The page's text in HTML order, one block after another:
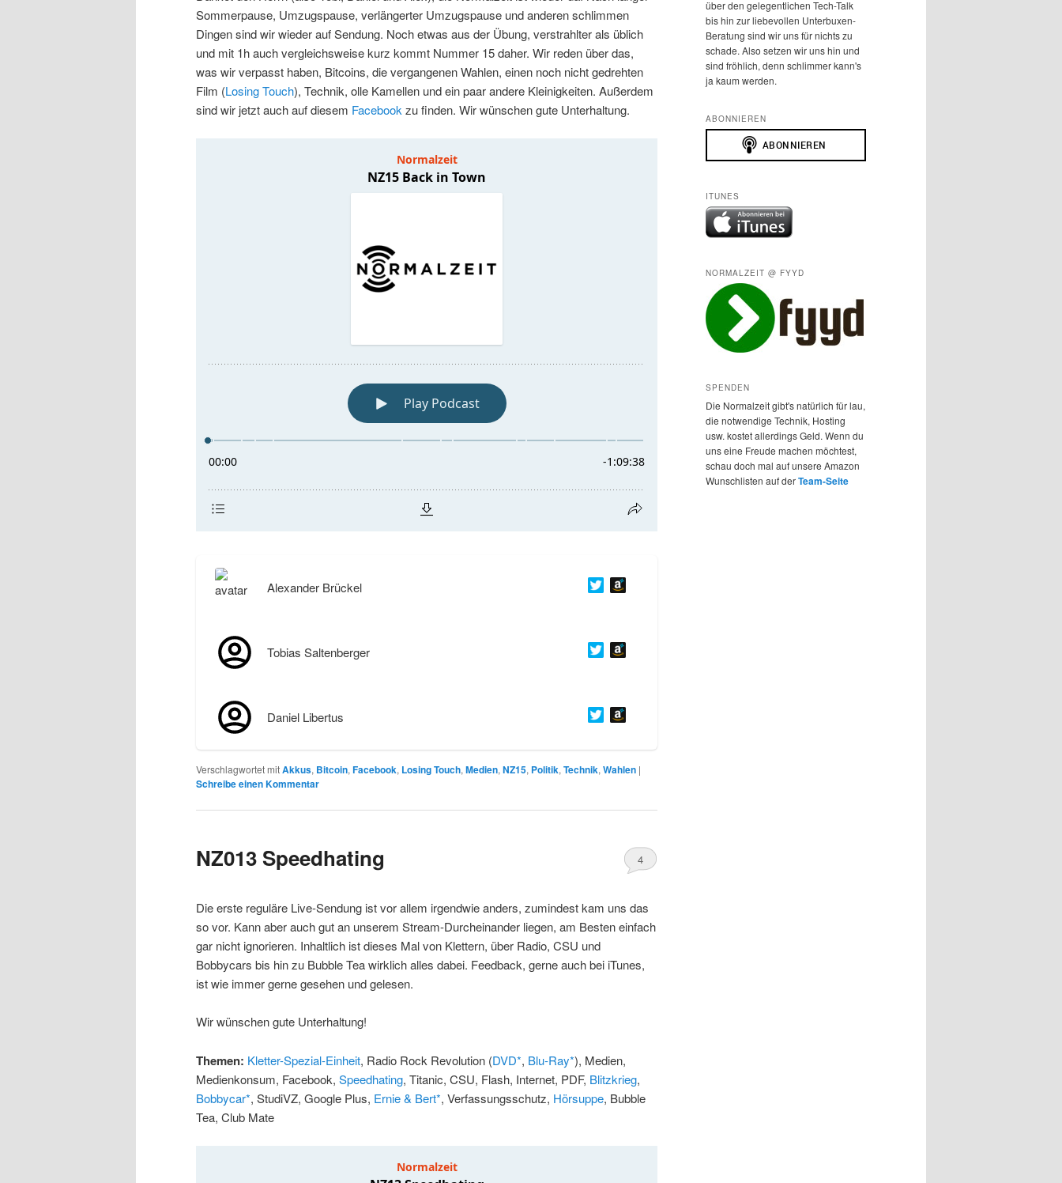
Sommerpause, Umzugspause, verlängerter Umzugspause und anderen schlimmen
Dingen sind wir wieder auf Sendung. Noch etwas aus der Übung, verstrahlter als üblich
und mit 1h auch vergleichsweise kurz kommt Nummer 15 daher. Wir reden über das,
was wir verpasst haben, Bitcoins, die vergangenen Wahlen, einen noch nicht gedrehten
Film (Losing Touch), Technik, olle Kamellen und ein paar andere Kleinigkeiten. Außerdem
sind wir jetzt auch auf diesem Facebook zu finden. Wir wünschen gute Unterhaltung.
Alexander Brückel
Tobias Saltenberger
Daniel Libertus
Verschlagwortet mitAkkus, Bitcoin, Facebook, Losing Touch, Medien, NZ15, Politik, Technik, Wahlen |
Schreibe einen Kommentar
NZ013 Speedhating 4
Die erste reguläre Live-Sendung ist vor allem irgendwie anders, zumindest kam uns das
so vor. Kann aber auch gut an unserem Stream-Durcheinander liegen, am Besten einfach
gar nicht ignorieren. Inhaltlich ist dieses Mal von Klettern, über Radio, CSU und
Bobbycars bis hin zu Bubble Tea wirklich alles dabei. Feedback, gerne auch bei iTunes,
ist wie immer gerne gesehen und gelesen.
Wir wünschen gute Unterhaltung!
Themen: Kletter-Spezial-Einheit, Radio Rock Revolution (DVD*, Blu-Ray*), Medien,
Medienkonsum, Facebook, Speedhating, Titanic, CSU, Flash, Internet, PDF, Blitzkrieg,
Bobbycar*, StudiVZ, Google Plus, Ernie & Bert*, Verfassungsschutz, Hörsuppe, Bubble
Tea, Club Mate
über den gelegentlichen Tech-Talk
bis hin zur liebevollen Unterbuxen-
Beratung sind wir uns für nichts zu
schade. Also setzen wir uns hin und
sind fröhlich, denn schlimmer kann's
ja kaum werden.
ABONNIEREN
ITUNES
NORMALZEIT @ FYYD
SPENDEN
Die Normalzeit gibt's natürlich für lau,
die notwendige Technik, Hosting
usw. kostet allerdings Geld. Wenn du
uns eine Freude machen möchtest,
schau doch mal auf unsere Amazon
Wunschlisten auf derTeam-Seite